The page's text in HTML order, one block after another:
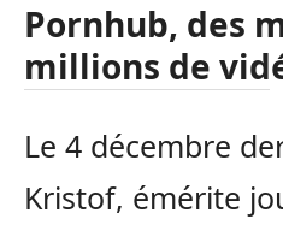
Pornhub, des
millions de
Le 4 décembre
Kristof, émérite